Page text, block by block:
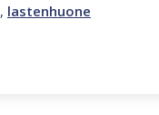
, lastenhuone